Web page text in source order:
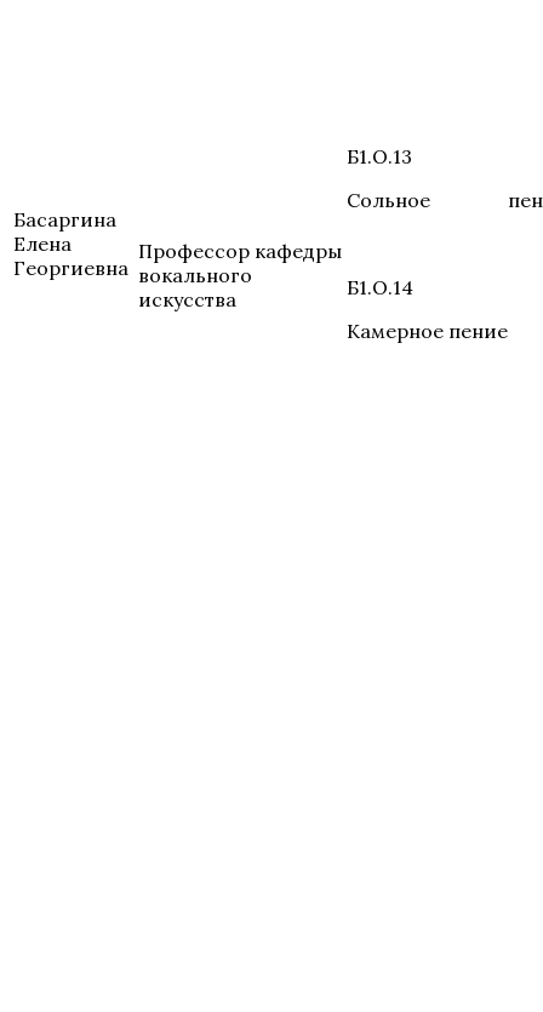
Басаргина
Елена
Георгиевна
Профессор кафедры
вокального
искусства
Б1.О.13
Сольное
Б1.О.14
Камерное пение